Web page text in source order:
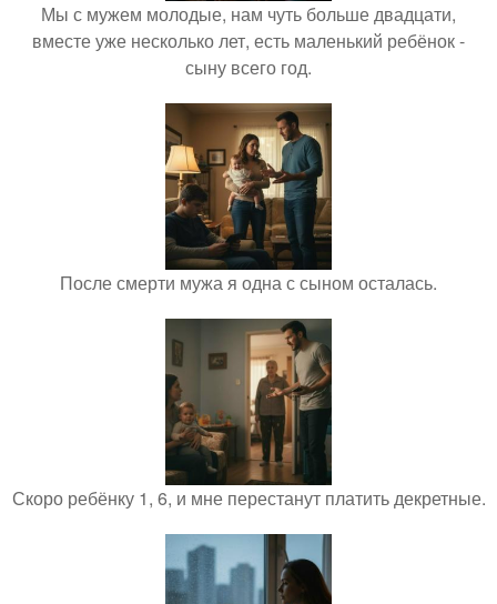
Мы с мужем молодые, нам чуть больше двадцати,
вместе уже несколько лет, есть маленький ребёнок -
сыну всего год.
После смерти мужа я одна с сыном осталась.
Скоро ребёнку 1, 6, и мне перестанут платить декретные.